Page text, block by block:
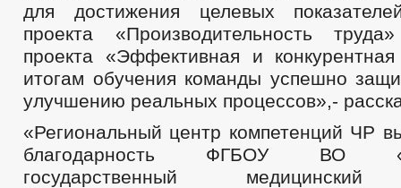
для достижения целевых
проекта «Производительность
проекта «Эффективная и
итогам обучения команды успешно
улучшению реальных процессов»,-
«Региональный центр компетенций ЧР
благодарность ФГБОУ ВО
государственный медицинский